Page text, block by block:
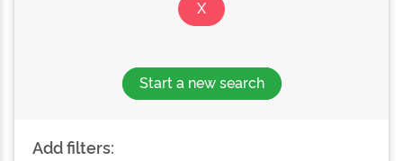
Start a new search
Add filters: